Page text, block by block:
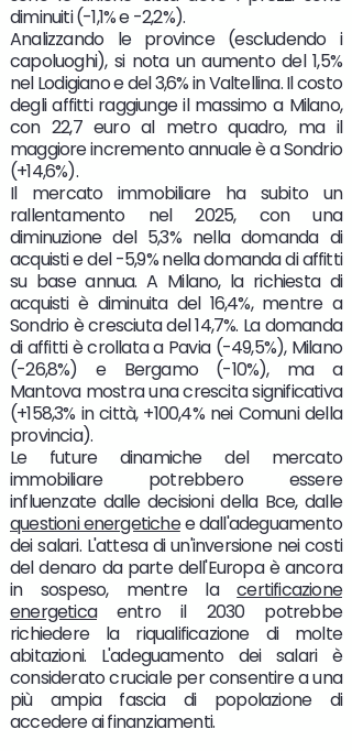
diminuiti (-1,1% e -2,2%).
Analizzando le province (escludendo i
capoluoghi), si nota un aumento del 1,5%
nel Lodigiano e del 3,6% in Valtellina. Il costo
degli affitti raggiunge il massimo a Milano,
con 22,7 euro al metro quadro, ma il
maggiore incremento annuale è a Sondrio
(+14,6%).
Il mercato immobiliare ha subito un
rallentamento nel 2025, con una
diminuzione del 5,3% nella domanda di
acquisti e del -5,9% nella domanda di affitti
su base annua. A Milano, la richiesta di
acquisti è diminuita del 16,4%, mentre a
Sondrio è cresciuta del 14,7%. La domanda
di affitti è crollata a Pavia (-49,5%), Milano
(-26,8%) e Bergamo (-10%), ma a
Mantova mostra una crescita significativa
(+158,3% in città, +100,4% nei Comuni della
provincia).
Le future dinamiche del mercato
immobiliare potrebbero essere
influenzate dalle decisioni della Bce, dalle
questioni energetichee dall'adeguamento
dei salari. L'attesa di un'inversione nei costi
del denaro da parte dell'Europa è ancora
in sospeso, mentre lacertificazione
energeticaentro il 2030 potrebbe
richiedere la riqualificazione di molte
abitazioni. L'adeguamento dei salari è
considerato cruciale per consentire a una
più ampia fascia di popolazione di
accedere ai finanziamenti.